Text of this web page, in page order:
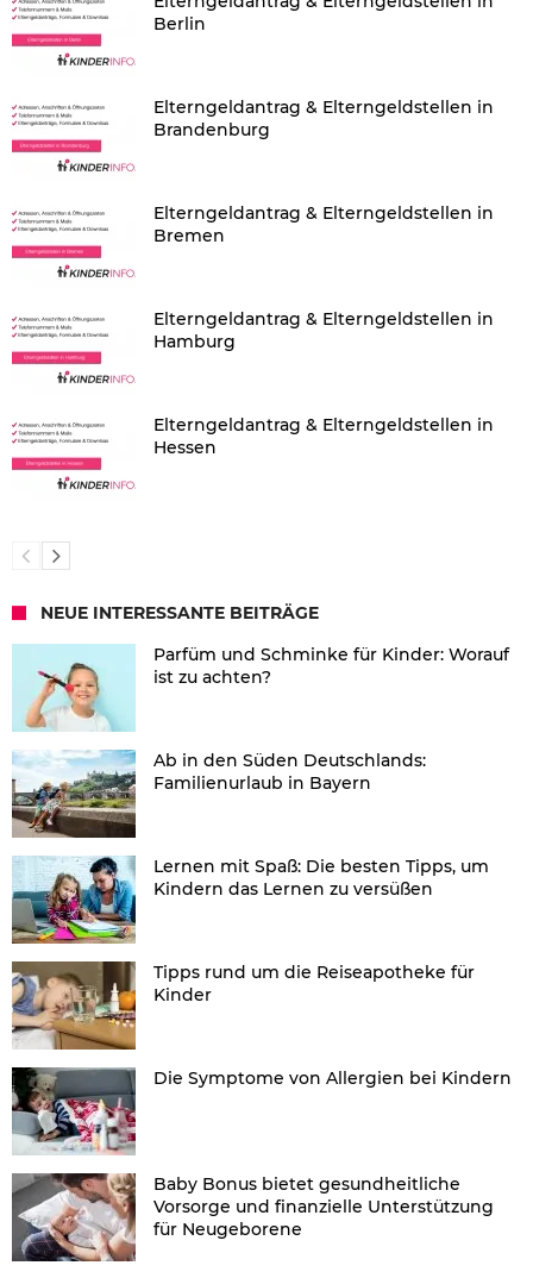
Berlin
Elterngeldantrag & Elterngeldstellen in
Brandenburg
Elterngeldantrag & Elterngeldstellen in
Bremen
Elterngeldantrag & Elterngeldstellen in
Hamburg
Elterngeldantrag & Elterngeldstellen in
Hessen
NEUE INTERESSANTE BEITRÄGE
Parfüm und Schminke für Kinder: Worauf
ist zu achten?
Ab in den Süden Deutschlands:
Familienurlaub in Bayern
Lernen mit Spaß: Die besten Tipps, um
Kindern das Lernen zu versüßen
Tipps rund um die Reiseapotheke für
Kinder
Die Symptome von Allergien bei Kindern
Baby Bonus bietet gesundheitliche
Vorsorge und finanzielle Unterstützung
für Neugeborene